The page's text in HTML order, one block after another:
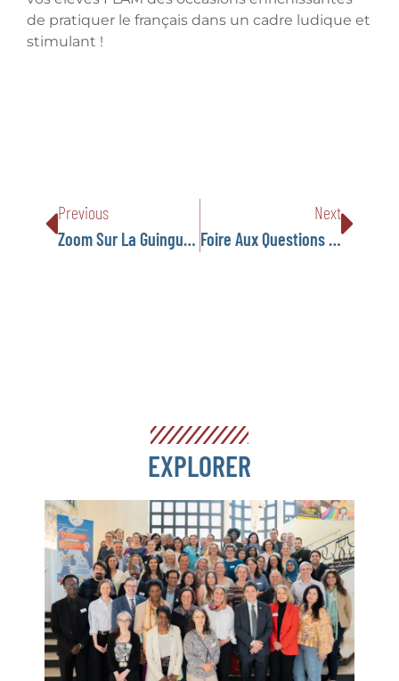
de pratiquer le français dans un cadre ludique et
stimulant !
Previous
Zoom Sur La Guinguette De La Petite École De Leeds !
Next
Foire Aux Questions – Familles Francophones Du UK
EXPLORER